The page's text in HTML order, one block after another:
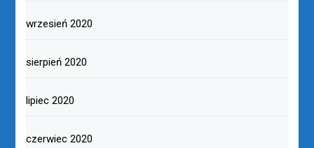
wrzesień 2020
sierpień 2020
lipiec 2020
czerwiec 2020